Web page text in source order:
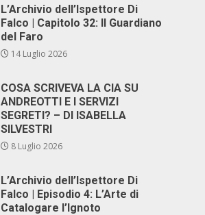
L’Archivio dell’Ispettore Di
Falco | Capitolo 32: Il Guardiano
del Faro
14 Luglio 2026
COSA SCRIVEVA LA CIA SU
ANDREOTTI E I SERVIZI
SEGRETI? – DI ISABELLA
SILVESTRI
8 Luglio 2026
L’Archivio dell’Ispettore Di
Falco | Episodio 4: L’Arte di
Catalogare l’Ignoto